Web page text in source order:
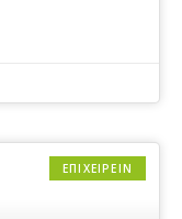
ΕΠΙΧΕΙΡΕΙΝ